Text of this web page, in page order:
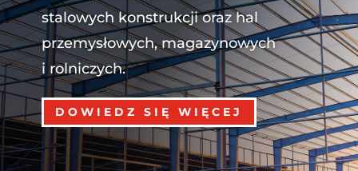
stalowych konstrukcji oraz hal
przemysłowych, magazynowych
i rolniczych.
DOWIEDZ SIĘ WIĘCEJ